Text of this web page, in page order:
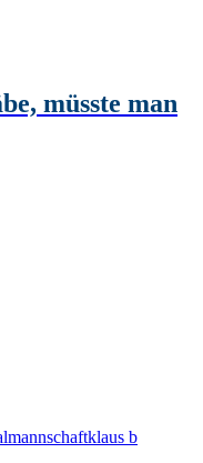
müsste man
klaus b